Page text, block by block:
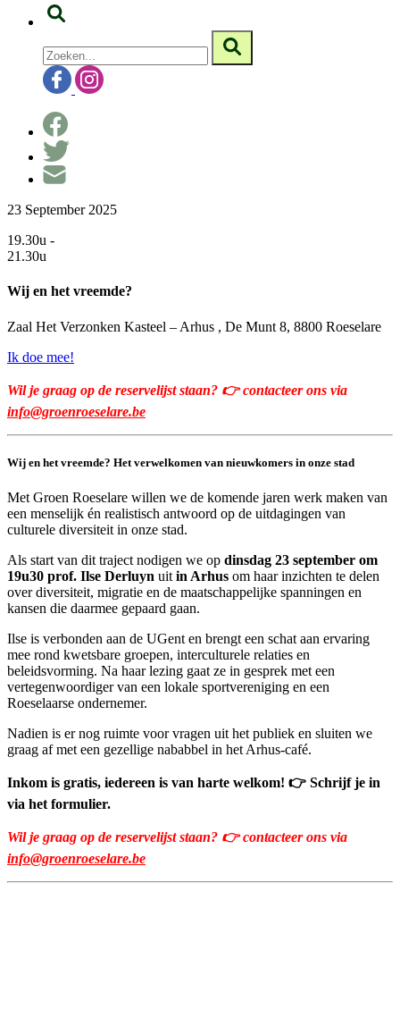
23 September 2025
19.30u -
21.30u
Wij en het vreemde?
Zaal Het Verzonken Kasteel – Arhus , De Munt 8, 8800 Roeselare
Ik doe mee!
Wil je graag op de reservelijst staan? 👉 contacteer ons via
info@groenroeselare.be
Wij en het vreemde? Het verwelkomen van nieuwkomers in onze stad
Met Groen Roeselare willen we de komende jaren werk maken van
een menselijk én realistisch antwoord op de uitdagingen van
culturele diversiteit in onze stad.
Als start van dit traject nodigen we op dinsdag 23 september om
19u30 prof. Ilse Derluyn uit in Arhus om haar inzichten te delen
over diversiteit, migratie en de maatschappelijke spanningen en
kansen die daarmee gepaard gaan.
Ilse is verbonden aan de UGent en brengt een schat aan ervaring
mee rond kwetsbare groepen, interculturele relaties en
beleidsvorming. Na haar lezing gaat ze in gesprek met een
vertegenwoordiger van een lokale sportvereniging en een
Roeselaarse ondernemer.
Nadien is er nog ruimte voor vragen uit het publiek en sluiten we
graag af met een gezellige nababbel in het Arhus-café.
Inkom is gratis, iedereen is van harte welkom! 👉 Schrijf je in
via het formulier.
Wil je graag op de reservelijst staan? 👉 contacteer ons via
info@groenroeselare.be